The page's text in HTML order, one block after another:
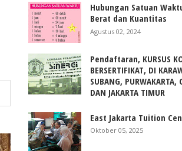
Hubungan Satuan
Berat dan Kuantitas
Agustus 02, 2024
Pendaftaran, KURSUS
BERSERTIFIKAT, DI
SUBANG, PURWAKARTA,
DAN JAKARTA TIMUR
East Jakarta Tuition
Oktober 05, 2025